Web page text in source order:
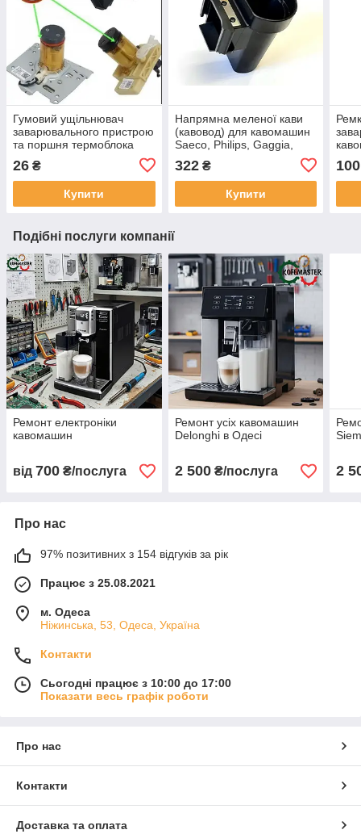
Гумовий ущільнювач
заварювального пристрою
та поршня термоблока
332149100
26 ₴
Купити
Напрямна меленої кави
(кавовод) для кавомашин
Saeco, Philips, Gaggia,
322₴
Купити
100
Подібні послуги компанії
Ремонт електроніки
кавомашин
від 700 ₴/послуга
Ремонт усіх кавомашин
Delonghi в Одесі
2 500₴/послуга 2
Про нас
97% позитивних з 154 відгуків за рік
Працює з 25.08.2021
м. Одеса
Ніжинська, 53, Одеса, Україна
Контакти
Сьогодні працює з 10:00 до 17:00
Показати весь графік роботи
Про нас
Контакти
Доставка та оплата